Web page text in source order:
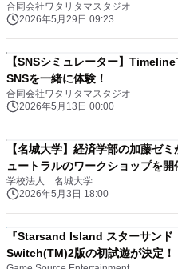
合同会社ワタリタマスタジオ
2026年5月29日 09:23
【SNSシミュレーター】
SNSを一緒に体験！
合同会社ワタリタマスタジオ
2026年5月13日 00:00
【名城大学】経済学部の加藤ゼ
ュートラルのワークショップを開
学校法人 名城大学
2026年5月3日 18:00
『Starsand Island スターサン
Switch(TM)2版の初試遊が決定！